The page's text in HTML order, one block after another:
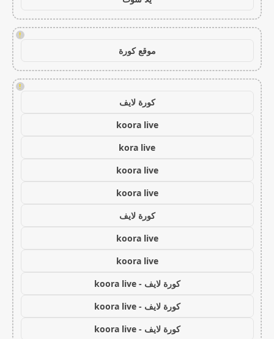
!
موقع كورة
!
كورة لايف
koora live
kora live
koora live
koora live
كورة لايف
koora live
koora live
كورة لايف - koora live
كورة لايف - koora live
كورة لايف - koora live